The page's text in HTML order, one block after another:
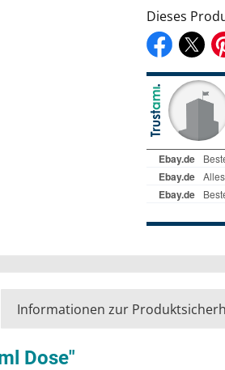
Dieses
Informationen zur
Dose"